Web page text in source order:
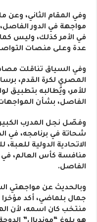
وفي المقام الثاني، وعن
مواجهة في الدور
في الأمر كذلك، وليس
عدة وعلى منصات
وفي السياق تناقلت
المصري لكرة القدم،
للأمر، ويُطالبه بتطبيق
الفاصل، بشأن
وفصّل نجل المدرب
شحاتة في برنامجه، في
الاتحادية الدولية
منافسة كأس العالم، في
الفاصل.
وبالحديث عن مواجهتي
جمال بلماضي، أكد
منتخب كان اسمه، لأن